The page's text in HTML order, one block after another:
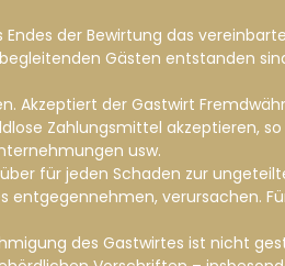
der Bewirtung das
Gästen entstanden
Akzeptiert der Gastwirt
Zahlungsmittel akzeptieren,
usw.
für jeden Schaden zur
entgegennehmen, verursachen.
des Gastwirtes ist nicht